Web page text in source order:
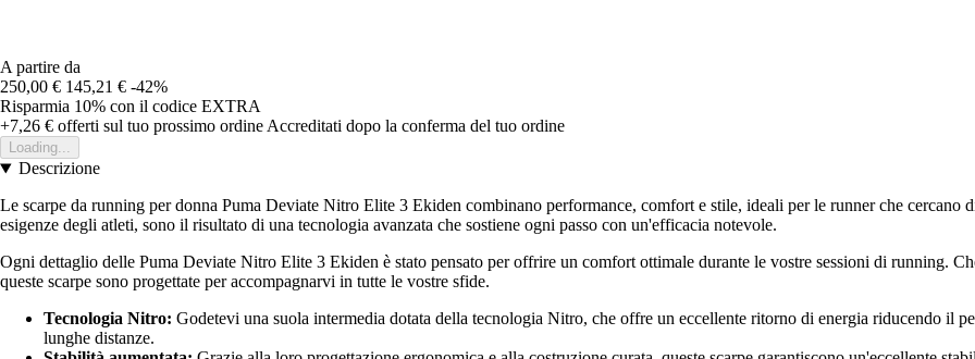
A partire da
250,00 € 145,21 € -42%
Risparmia 10% con il codice EXTRA
+7,26 € offerti sul tuo prossimo ordine Accreditati dopo la conferma del tuo ordine
Loading...
Descrizione
Le scarpe da running per donna Puma Deviate Nitro Elite 3 Ekiden combinano performance, comfort e stile, ideali per le runner che cercano
esigenze degli atleti, sono il risultato di una tecnologia avanzata che sostiene ogni passo con un'efficacia notevole.
Ogni dettaglio delle Puma Deviate Nitro Elite 3 Ekiden è stato pensato per offrire un comfort ottimale durante le vostre sessioni di running.
queste scarpe sono progettate per accompagnarvi in tutte le vostre sfide.
Tecnologia Nitro: Godetevi una suola intermedia dotata della tecnologia Nitro, che offre un eccellente ritorno di energia riducendo il
lunghe distanze.